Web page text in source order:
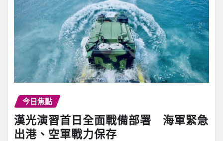
今日焦點
漢光演習首日全面戰備部署 海軍緊急
出港、空軍戰力保存